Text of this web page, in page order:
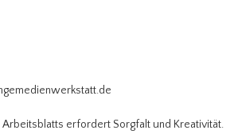
Arbeitsblatts erfordert Sorgfalt und Kreativität.